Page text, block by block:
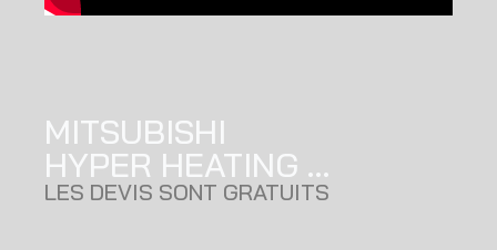
MITSUBISHI
HYPER HEATING ...
LES DEVIS SONT GRATUITS